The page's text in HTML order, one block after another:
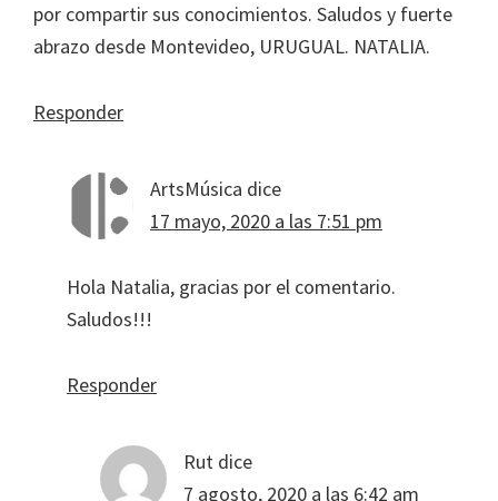
por compartir sus conocimientos. Saludos y fuerte
abrazo desde Montevideo, URUGUAL. NATALIA.
Responder
ArtsMúsica dice
17 mayo, 2020 a las 7:51 pm
Hola Natalia, gracias por el comentario.
Saludos!!!
Responder
Rut dice
7 agosto, 2020 a las 6:42 am